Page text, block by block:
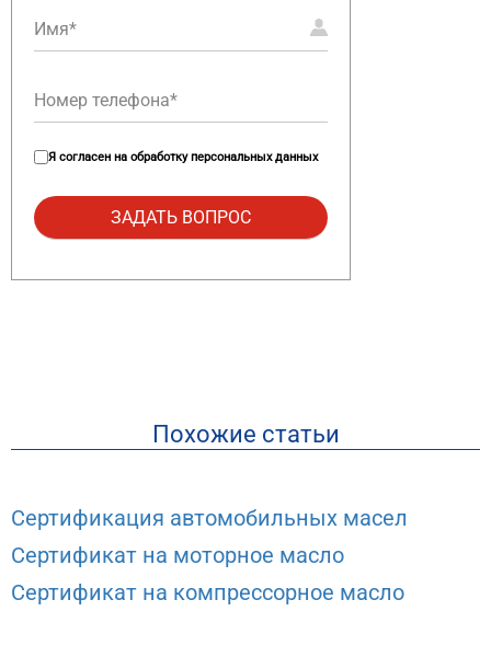
Я согласен на обработку персональных данных
Похожие статьи
Сертификация автомобильных масел
Сертификат на моторное масло
Сертификат на компрессорное масло